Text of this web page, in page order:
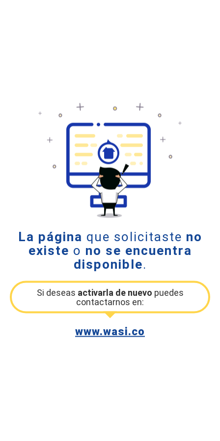
La página que solicitaste no
existe o no se encuentra
disponible.
Si deseas activarla de nuevo puedes
contactarnos en:
www.wasi.co